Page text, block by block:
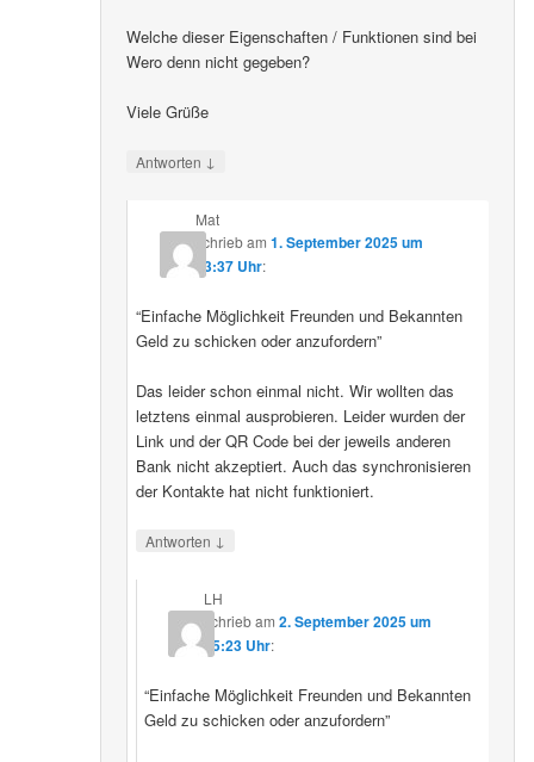
Welche dieser Eigenschaften / Funktionen sind bei
Wero denn nicht gegeben?
Viele Grüße
Antworten ↓
Mat
schriebam 1. September 2025 um
23:37 Uhr:
“Einfache Möglichkeit Freunden und Bekannten
Geld zu schicken oder anzufordern”
Das leider schon einmal nicht. Wir wollten das
letztens einmal ausprobieren. Leider wurden der
Link und der QR Code bei der jeweils anderen
Bank nicht akzeptiert. Auch das synchronisieren
der Kontakte hat nicht funktioniert.
Antworten ↓
LH
schriebam2. September 2025 um
15:23 Uhr:
“Einfache Möglichkeit Freunden und Bekannten
Geld zu schicken oder anzufordern”